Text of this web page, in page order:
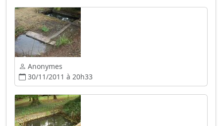
Anonymes
30/11/2011 à 20h33